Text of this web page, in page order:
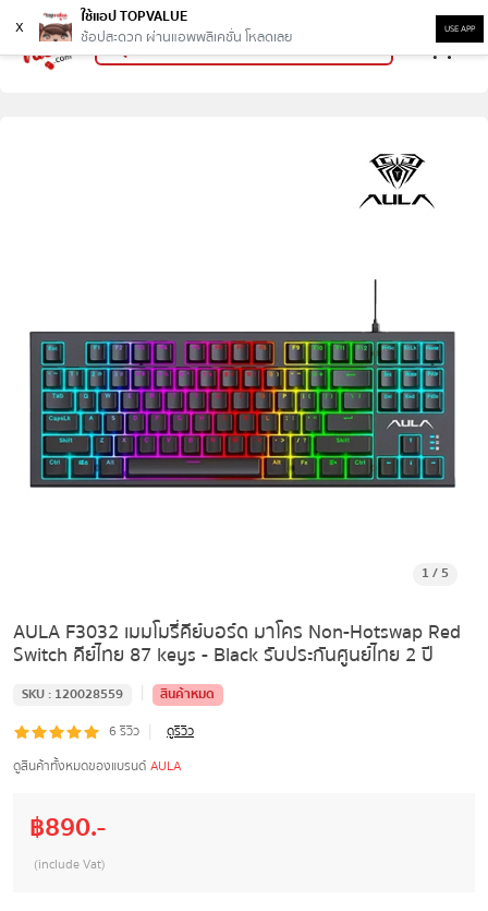
x
ใช้แอป TOPVALUE
ช้อปสะดวก ผ่านแอพพลิเคชั่น โหลดเลย
USE APP
1 /5
AULA F3032 เมมโมรี่คีย์บอร์ด มาโคร Non-Hotswap Red
Switch คีย์ไทย 87 keys - Black รับประกันศูนย์ไทย 2 ปี
SKU : 120028559 |
สินค้าหมด
6 รีวิว |
ดูรีวิว
ดูสินค้าทั้งหมดของแบรนด์ AULA
฿890.-
(include Vat)